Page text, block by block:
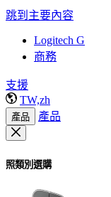
跳到主要內容
Logitech G
商務
支援
TW,zh
產品 產品
照類別選購